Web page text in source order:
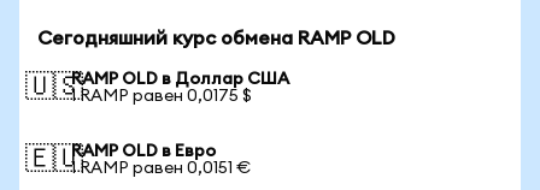
Сегодняшний курс обмена RAMP OLD
🇺🇸RAMP OLD в Доллар США
1 RAMP равен 0,0175 $
🇪🇺RAMP OLD в Евро
1 RAMP равен 0,0151 €